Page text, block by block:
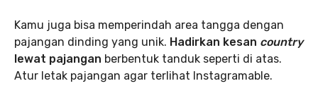
Kamu juga bisa memperindah area tangga dengan
pajangan dinding yang unik. Hadirkan kesan country
lewat pajangan berbentuk tanduk seperti di atas.
Atur letak pajangan agar terlihat Instagramable.